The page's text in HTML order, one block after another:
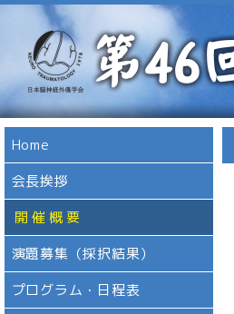
Home
会長挨拶
開催概要
演題募集（採択結果）
プログラム・日程表